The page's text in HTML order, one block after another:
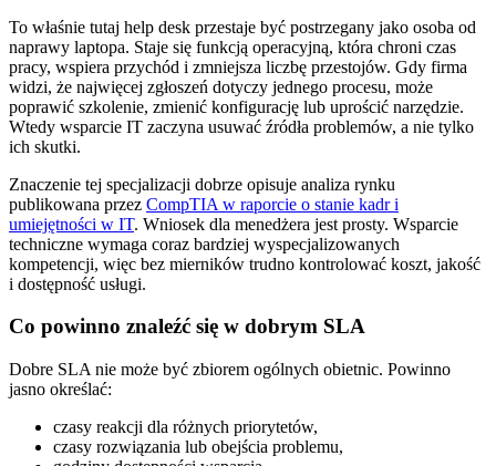
To właśnie tutaj help desk przestaje być postrzegany jako osoba od
naprawy laptopa. Staje się funkcją operacyjną, która chroni czas
pracy, wspiera przychód i zmniejsza liczbę przestojów. Gdy firma
widzi, że najwięcej zgłoszeń dotyczy jednego procesu, może
poprawić szkolenie, zmienić konfigurację lub uprościć narzędzie.
Wtedy wsparcie IT zaczyna usuwać źródła problemów, a nie tylko
ich skutki.
Znaczenie tej specjalizacji dobrze opisuje analiza rynku
publikowana przez CompTIA w raporcie o stanie kadr i
umiejętności w IT. Wniosek dla menedżera jest prosty. Wsparcie
techniczne wymaga coraz bardziej wyspecjalizowanych
kompetencji, więc bez mierników trudno kontrolować koszt, jakość
i dostępność usługi.
Co powinno znaleźć się w dobrym SLA
Dobre SLA nie może być zbiorem ogólnych obietnic. Powinno
jasno określać:
czasy reakcji dla różnych priorytetów,
czasy rozwiązania lub obejścia problemu,